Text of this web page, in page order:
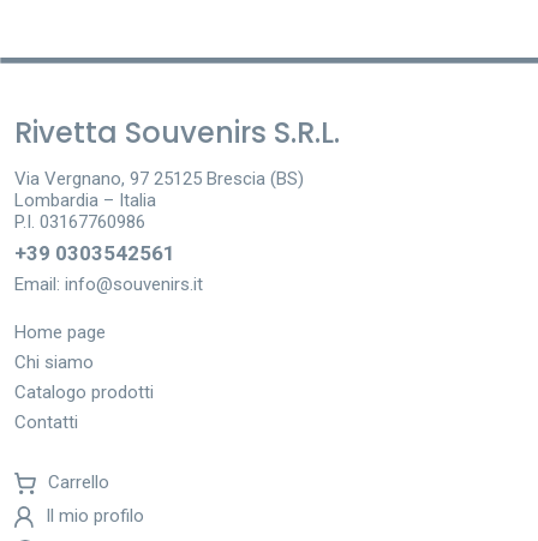
Rivetta Souvenirs S.R.L.
Via Vergnano, 97 25125 Brescia (BS)
Lombardia – Italia
P.I. 03167760986
+39 0303542561
Email: info@souvenirs.it
Home page
Chi siamo
Catalogo prodotti
Contatti
Carrello
Il mio profilo